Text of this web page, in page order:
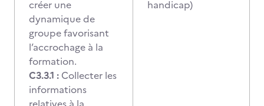
créer une
dynamique de
groupe favorisant
l’accrochage à la
formation.
C3.3.1 : Collecter les
informations
handicap)